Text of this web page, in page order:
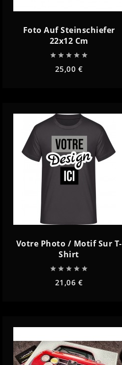
Foto Auf Steinschiefer
22x12 Cm
    
25,00 €
remove add
Votre Photo / Motif Sur T-
Shirt
    
21,06 €
remove add